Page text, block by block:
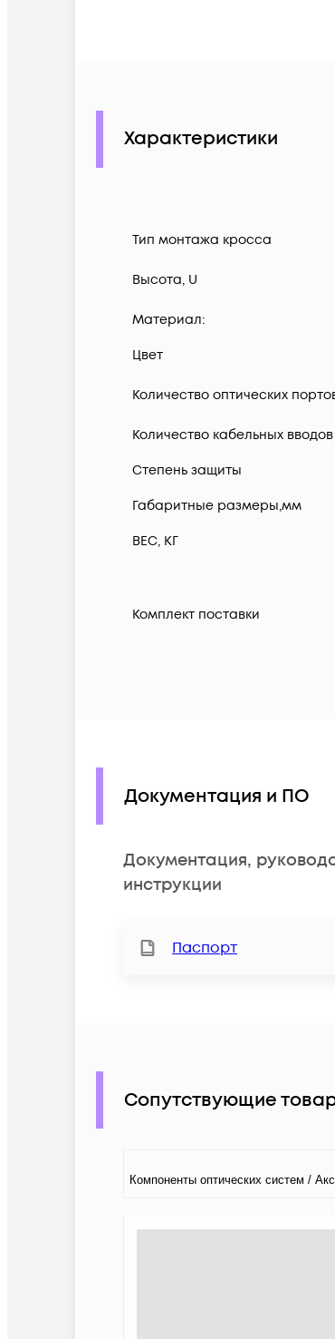
Характеристики
Тип монтажа кросса
Высота, U
Материал:
Цвет
Количество оптических
Количество кабельных вводов
Степень защиты
Габаритные размеры,мм
ВЕС, КГ
Комплект поставки
Документация и ПО
Документация,
инструкции
Паспорт
Сопутствующие
Компоненты оптических систем /